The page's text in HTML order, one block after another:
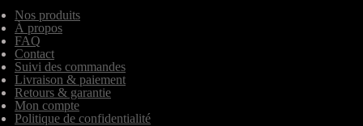
Nos produits
À propos
FAQ
Contact
Suivi des commandes
Livraison & paiement
Retours & garantie
Mon compte
Politique de confidentialité